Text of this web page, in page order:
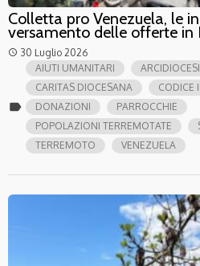
Colletta pro Venezuela, le
versamento delle offerte in
access_time 30 Luglio 2026
label
AIUTI UMANITARI
CARITAS DIOCESANA
CODICE
DONAZIONI
PARROCCHIE
POPOLAZIONI TERREMOTATE
TERREMOTO
VENEZUELA